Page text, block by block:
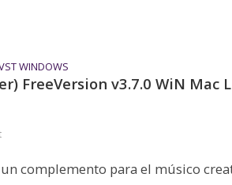
WINDOWS
FreeVersion v3.7.0 WiN Mac
complemento para el músico